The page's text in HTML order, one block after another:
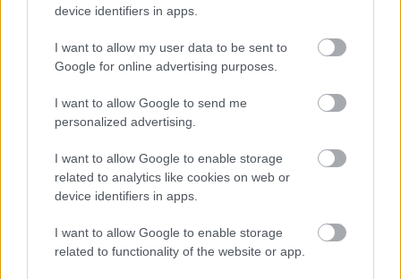
device identifiers in apps.
I want to allow my user data to be sent to
Google for online advertising purposes.
I want to allow Google to send me
personalized advertising.
I want to allow Google to enable storage
related to analytics like cookies on web or
device identifiers in apps.
I want to allow Google to enable storage
related to functionality of the website or app.
Egyébként általános tapasztalatom, hogy egy
csomópont esetében, például a képen is emlegetett
Neuperlach Zentrum esetén a buszok egy helyről
téren, ahol ugyanúgy több száz méterek választják el
az egyes járatokat és az átszállások sokszor komoly
xn--d-pnv-kua.de/mgallery/sa/media/id/5820/
HaTaczy